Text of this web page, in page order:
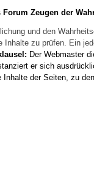
Forum Zeugen der
und den
Inhalte zu prüfen. Ein
Der Webmaster
er sich
Inhalte der Seiten, zu